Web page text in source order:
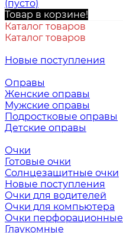
(пусто)
Товар в корзине!
Каталог товаров
Каталог товаров
Новые поступления
Оправы
Женские оправы
Мужские оправы
Подростковые оправы
Детские оправы
Очки
Готовые очки
Солнцезащитные очки
Новые поступления
Очки для водителей
Очки для компьютера
Очки перфорационные
Глаукомные